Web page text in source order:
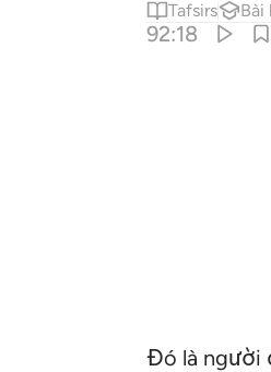
Tafsirs Bài
92:18
Đó là người